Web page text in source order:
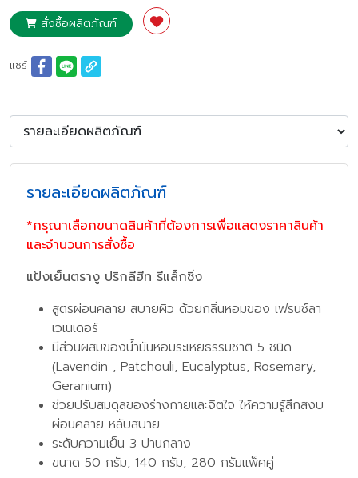
สั่งซื้อผลิตภัณฑ์
แชร์
รายละเอียดผลิตภัณฑ์
*กรุณาเลือกขนาดสินค้าที่ต้องการเพื่อแสดงราคาสินค้า
และจำนวนการสั่งซื้อ
แป้งเย็นตรางู ปริกลีฮีท รีแล็กซิ่ง
สูตรผ่อนคลาย สบายผิว ด้วยกลิ่นหอมของ เฟรนซ์ลา
เวเนเดอร์
มีส่วนผสมของน้ำมันหอมระเหยธรรมชาติ 5 ชนิด
(Lavendin , Patchouli, Eucalyptus, Rosemary,
Geranium)
ช่วยปรับสมดุลของร่างกายและจิตใจ ให้ความรู้สึกสงบ
ผ่อนคลาย หลับสบาย
ระดับความเย็น 3 ปานกลาง
ขนาด 50 กรัม, 140 กรัม, 280 กรัมแพ็คคู่